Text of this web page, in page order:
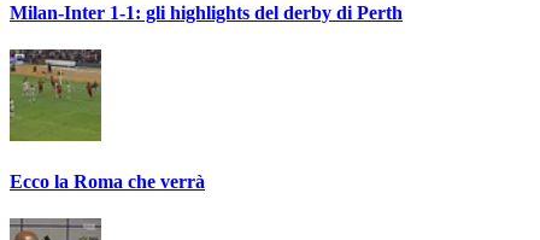
Milan-Inter 1-1: gli highlights del derby di Perth
Ecco la Roma che verrà